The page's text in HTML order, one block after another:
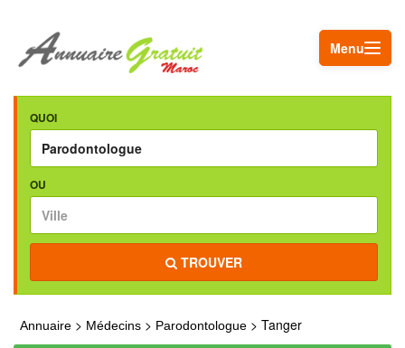
Menu
QUOI
OU
TROUVER
Annuaire > Médecins > Parodontologue > Tanger